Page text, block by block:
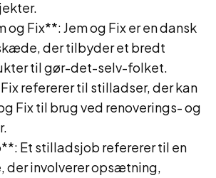
og Fix**: Jem og Fix er en dansk
der tilbyder et bredt
til gør-det-selv-folket.
refererer til stilladser, der kan
Fix til brug ved renoverings- og
Et stilladsjob refererer til en
der involverer opsætning,